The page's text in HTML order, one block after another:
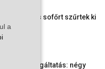
és ittas sofőrt szűrtek ki
–...
szolgáltatás: négy
a